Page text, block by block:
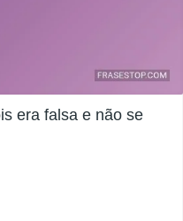
era falsa e não se